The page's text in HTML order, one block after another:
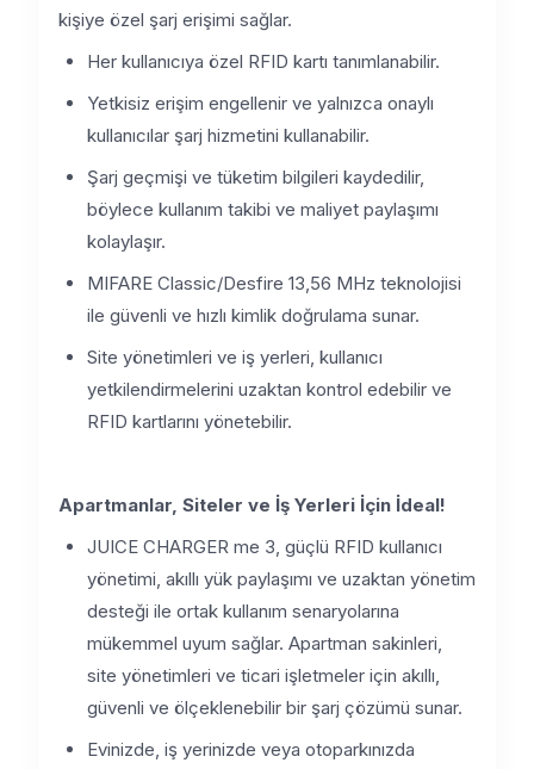
kişiye özel şarj erişimi sağlar.
Her kullanıcıya özel RFID kartı tanımlanabilir.
Yetkisiz erişim engellenir ve yalnızca onaylı
kullanıcılar şarj hizmetini kullanabilir.
Şarj geçmişi ve tüketim bilgileri kaydedilir,
böylece kullanım takibi ve maliyet paylaşımı
kolaylaşır.
MIFARE Classic/Desfire 13,56 MHz teknolojisi
ile güvenli ve hızlı kimlik doğrulama sunar.
Site yönetimleri ve iş yerleri, kullanıcı
yetkilendirmelerini uzaktan kontrol edebilir ve
RFID kartlarını yönetebilir.
Apartmanlar, Siteler ve İş Yerleri İçin İdeal!
JUICE CHARGER me 3, güçlü RFID kullanıcı
yönetimi, akıllı yük paylaşımı ve uzaktan yönetim
desteği ile ortak kullanım senaryolarına
mükemmel uyum sağlar. Apartman sakinleri,
site yönetimleri ve ticari işletmeler için akıllı,
güvenli ve ölçeklenebilir bir şarj çözümü sunar.
Evinizde, iş yerinizde veya otoparkınızda